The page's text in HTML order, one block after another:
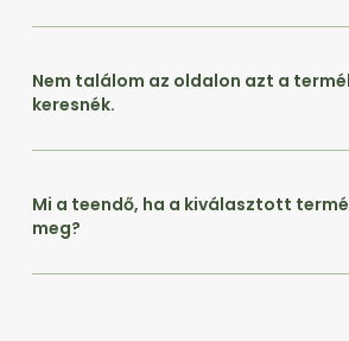
Nem találom az oldalon azt a
keresnék.
Mi a teendő, ha a kiválasztott
meg?